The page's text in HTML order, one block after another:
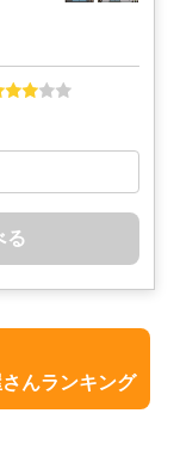
る
んランキング